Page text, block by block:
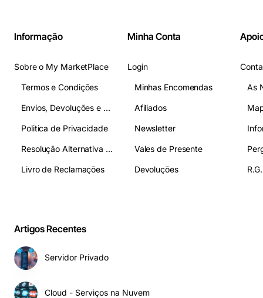
Informação
Sobre o My MarketPlace
Termos e Condições
Envios, Devoluções e Pagamentos
Politica de Privacidade
Resolução Alternativa de Litígios
Livro de Reclamações
Minha Conta
Login
Minhas Encomendas
Afiliados
Newsletter
Vales de Presente
Devoluções
As
Artigos Recentes
Servidor Privado
Cloud - Serviços na Nuvem